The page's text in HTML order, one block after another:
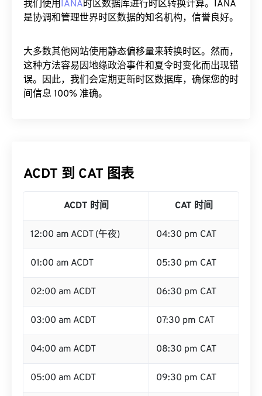
我们使用IANA时区数据库进行时区转换计算。IANA
是协调和管理世界时区数据的知名机构，信誉良好。
大多数其他网站使用静态偏移量来转换时区。然而，
这种方法容易因地缘政治事件和夏令时变化而出现错
误。因此，我们会定期更新时区数据库，确保您的时
间信息 100% 准确。
ACDT 到 CAT 图表
ACDT 时间 CAT 时间
12:00 am ACDT (午夜) 04:30 pm CAT
01:00 am ACDT 05:30 pm CAT
02:00 am ACDT 06:30 pm CAT
03:00 am ACDT 07:30 pm CAT
04:00 am ACDT 08:30 pm CAT
05:00 am ACDT 09:30 pm CAT